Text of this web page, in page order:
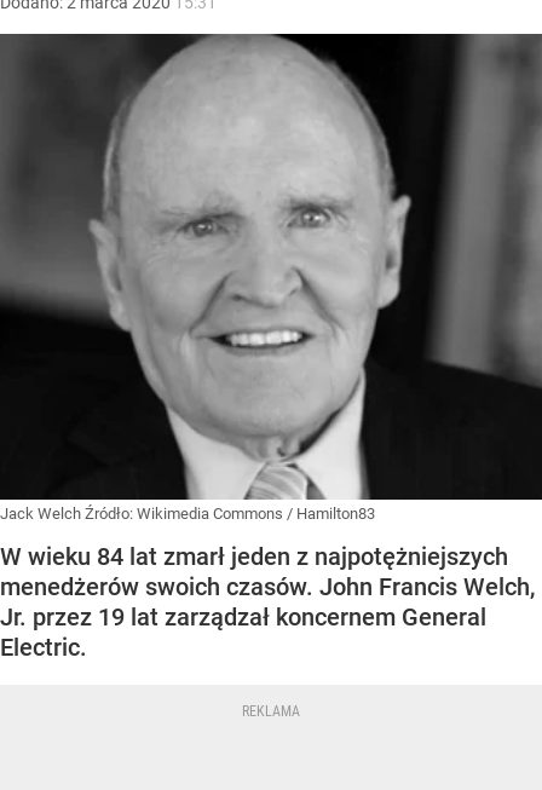
Jack Welch Źródło: Wikimedia Commons / Hamilton83
W wieku 84 lat zmarł jeden z najpotężniejszych
menedżerów swoich czasów. John Francis Welch,
Jr. przez 19 lat zarządzał koncernem General
Electric.